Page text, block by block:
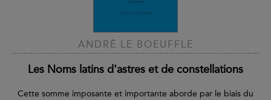
ANDRÉ LE BOEUFFLE
Les Noms latins d'astres et de constellations
Cette somme imposante et importante aborde par le biais du